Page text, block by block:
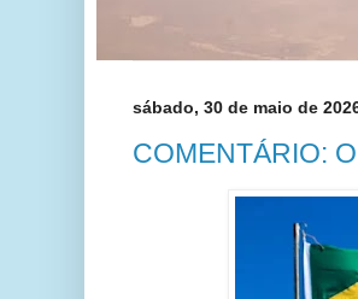
sábado, 30 de maio de
COMENTÁRIO: